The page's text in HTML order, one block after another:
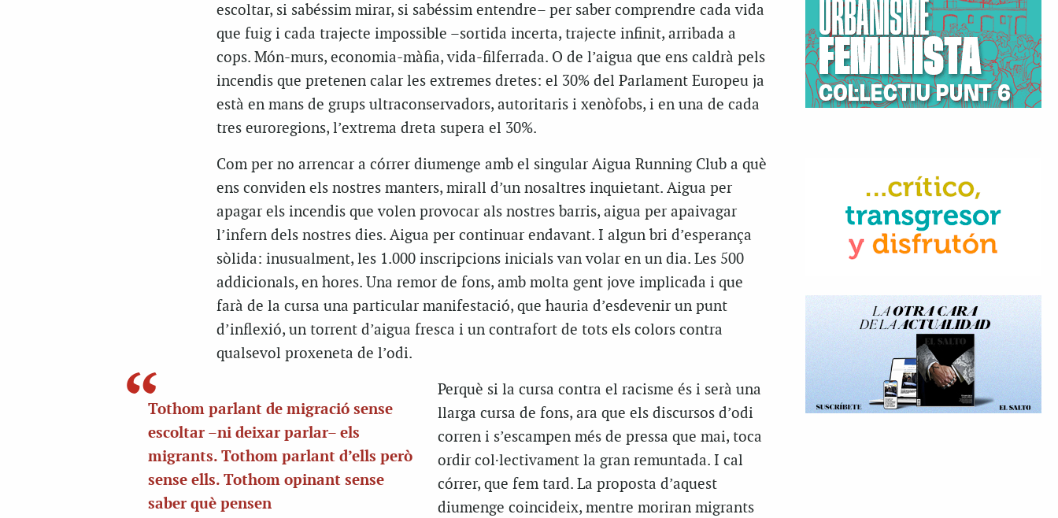
escoltar, si sabéssim mirar, si sabéssim entendre– per saber comprendre cada vida
que fuig i cada trajecte impossible –sortida incerta, trajecte infinit, arribada a
cops. Món-murs, economia-màfia, vida-filferrada. O de l’aigua que ens caldrà pels
incendis que pretenen calar les extremes dretes: el 30% del Parlament Europeu ja
està en mans de grups ultraconservadors, autoritaris i xenòfobs, i en una de cada
tres euroregions, l’extrema dreta supera el 30%.
Com per no arrencar a córrer diumenge amb el singular Aigua Running Club a què
ens conviden els nostres manters, mirall d’un nosaltres inquietant. Aigua per
apagar els incendis que volen provocar als nostres barris, aigua per apaivagar
l’infern dels nostres dies. Aigua per continuar endavant. I algun bri d’esperança
sòlida: inusualment, les 1.000 inscripcions inicials van volar en un dia. Les 500
addicionals, en hores. Una remor de fons, amb molta gent jove implicada i que
farà de la cursa una particular manifestació, que hauria d’esdevenir un punt
d’inflexió, un torrent d’aigua fresca i un contrafort de tots els colors contra
qualsevol proxeneta de l’odi.
Tothom parlant de migració sense
escoltar –ni deixar parlar– els
migrants. Tothom parlant d’ells però
sense ells. Tothom opinant sense
saber què pensen
Perquè si la cursa contra el racisme és i serà una
llarga cursa de fons, ara que els discursos d’odi
corren i s’escampen més de pressa que mai, toca
ordir col·lectivament la gran remuntada. I cal
córrer, que fem tard. La proposta d’aquest
diumenge coincideix, mentre moriran migrants